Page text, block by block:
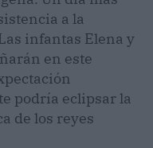
a la
infantas Elena y
en este
podría eclipsar la
de los reyes